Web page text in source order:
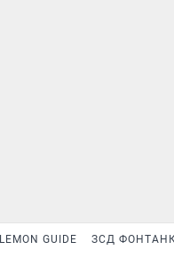
LEMON GUIDE ЗСД